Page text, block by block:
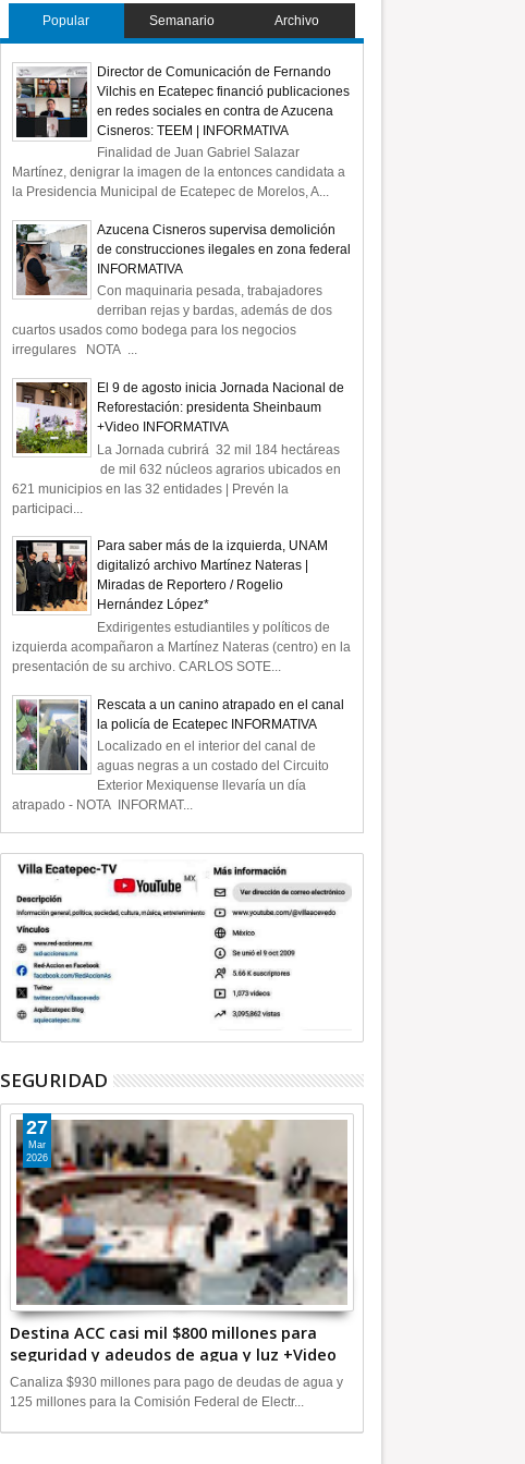
Popular Semanario Archivo
Director de Comunicación de Fernando
Vilchis en Ecatepec financió publicaciones
en redes sociales en contra de Azucena
Cisneros: TEEM | INFORMATIVA
Finalidad de Juan Gabriel Salazar
Martínez, denigrar la imagen de la entonces candidata a
la Presidencia Municipal de Ecatepec de Morelos, A...
Azucena Cisneros supervisa demolición
de construcciones ilegales en zona federal
INFORMATIVA
Con maquinaria pesada, trabajadores
derriban rejas y bardas, además de dos
cuartos usados como bodega para los negocios
irregulares NOTA ...
El 9 de agosto inicia Jornada Nacional de
Reforestación: presidenta Sheinbaum
+Video INFORMATIVA
La Jornada cubrirá 32 mil 184 hectáreas
de mil 632 núcleos agrarios ubicados en
621 municipios en las 32 entidades | Prevén la
participaci...
Para saber más de la izquierda, UNAM
digitalizó archivo Martínez Nateras |
Miradas de Reportero / Rogelio
Hernández López*
Exdirigentes estudiantiles y políticos de
izquierda acompañaron a Martínez Nateras (centro) en la
presentación de su archivo. CARLOS SOTE...
Rescata a un canino atrapado en el canal
la policía de Ecatepec INFORMATIVA
Localizado en el interior del canal de
aguas negras a un costado del Circuito
Exterior Mexiquense llevaría un día
atrapado - NOTA INFORMAT...
SEGURIDAD
Destina ACC casi mil $800 millones para
seguridad y adeudos de agua y luz +Video
27
Mar
2026
Canaliza $930 millones para pago de deudas de agua y
125 millones para la Comisión Federal de Electr...